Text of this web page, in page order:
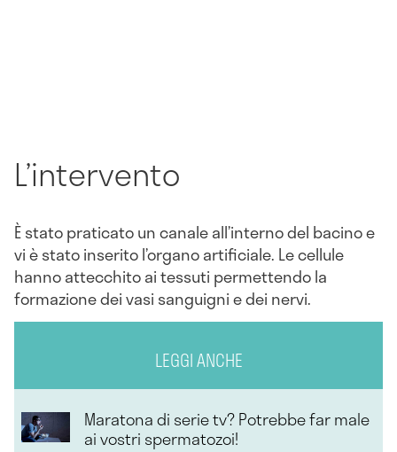
L’intervento
È stato praticato un canale all’interno del bacino e
vi è stato inserito l’organo artificiale. Le cellule
hanno attecchito ai tessuti permettendo la
formazione dei vasi sanguigni e dei nervi.
LEGGI ANCHE
Maratona di serie tv? Potrebbe far male
ai vostri spermatozoi!